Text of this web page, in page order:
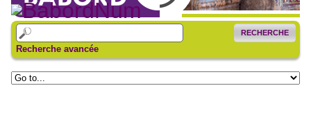
RECHERCHE
Recherche avancée